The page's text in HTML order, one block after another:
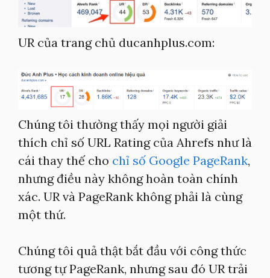
UR của trang chủ ducanhplus.com:
Chúng tôi thường thấy mọi người giải
thích chỉ số URL Rating của Ahrefs như là
cái thay thế cho chỉ số Google PageRank,
nhưng điều này không hoàn toàn chính
xác. UR và PageRank không phải là cùng
một thứ.
Chúng tôi quả thật bắt đầu với công thức
tương tự PageRank, nhưng sau đó UR trải